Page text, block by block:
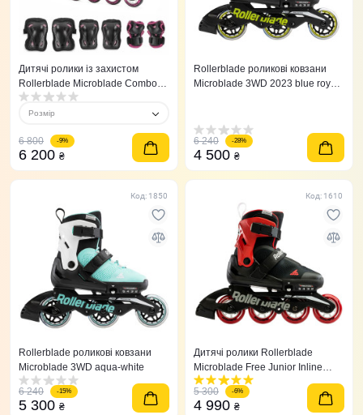
Дитячі ролики із захистом
Rollerblade Microblade Combo
Rosa Blanco 36,5-40,5
Розмір
6 800 -9%
6 200 ₴
Rollerblade роликові ковзани
Microblade 3WD 2023 blue royal-
6 240 -28%
4 500 ₴
Код: 1850
Rollerblade роликові ковзани
Microblade 3WD aqua-white
6 240 -15%
5 300 ₴
Код: 1610
Дитячі ролики Rollerblade
Microblade Free Junior Inline
Skates червоні
5 300
-6%
4 990 ₴